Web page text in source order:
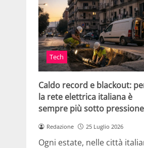
Tech
Caldo record e blackout:
la rete elettrica italiana è
sempre più sotto pressione
Redazione 25 Luglio 2026
Ogni estate, nelle città